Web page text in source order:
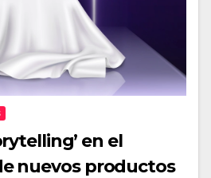
en el
nuevos productos